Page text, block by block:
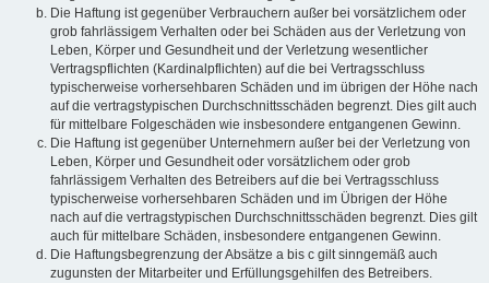
Die Haftung ist gegenüber Verbrauchern außer bei vorsätzlichem oder
grob fahrlässigem Verhalten oder bei Schäden aus der Verletzung von
Leben, Körper und Gesundheit und der Verletzung wesentlicher
Vertragspflichten (Kardinalpflichten) auf die bei Vertragsschluss
typischerweise vorhersehbaren Schäden und im übrigen der Höhe nach
auf die vertragstypischen Durchschnittsschäden begrenzt. Dies gilt auch
für mittelbare Folgeschäden wie insbesondere entgangenen Gewinn.
Die Haftung ist gegenüber Unternehmern außer bei der Verletzung von
Leben, Körper und Gesundheit oder vorsätzlichem oder grob
fahrlässigem Verhalten des Betreibers auf die bei Vertragsschluss
typischerweise vorhersehbaren Schäden und im Übrigen der Höhe
nach auf die vertragstypischen Durchschnittsschäden begrenzt. Dies gilt
auch für mittelbare Schäden, insbesondere entgangenen Gewinn.
Die Haftungsbegrenzung der Absätze a bis c gilt sinngemäß auch
zugunsten der Mitarbeiter und Erfüllungsgehilfen des Betreibers.